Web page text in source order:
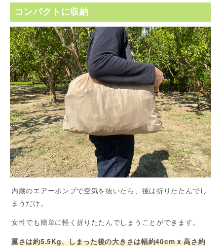
コンパクトに収納
内蔵のエアーポンプで空気を抜いたら、後は折りたたんでし
まうだけ。
女性でも簡単に軽く折りたたんでしまうことができます。
重さは約5.5Kg、しまった後の大きさは幅約40cm x 高さ約